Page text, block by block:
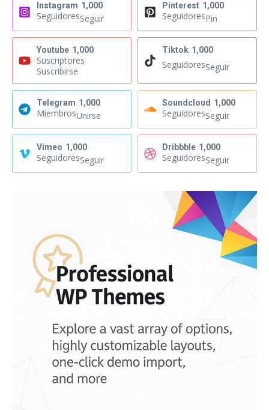
Instagram 1,000
SeguidoresSeguir
Pinterest 1,000
SeguidoresPin
Youtube 1,000
Suscriptores
Suscribirse
Tiktok 1,000
SeguidoresSeguir
Telegram 1,000
MiembrosUnirse
Soundcloud 1,000
SeguidoresSeguir
Vimeo 1,000
SeguidoresSeguir
Dribbble 1,000
SeguidoresSeguir